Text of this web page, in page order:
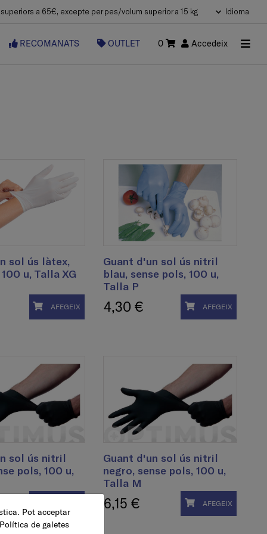
a 65€, excepte per pes/volum superior a 15 kg Idioma
RECOMANATS OUTLET 0 Accedeix
sol ús làtex,
u, Talla XG
AFEGEIX
Guant d'un sol ús nitril
blau, sense pols, 100 u,
Talla P
4,30 € AFEGEIX
sol ús nitril
pols, 100 u,
Guant d'un sol ús nitril
negro, sense pols, 100 u,
Talla M
6,15 € AFEGEIX
Pot acceptar
Política de galetes